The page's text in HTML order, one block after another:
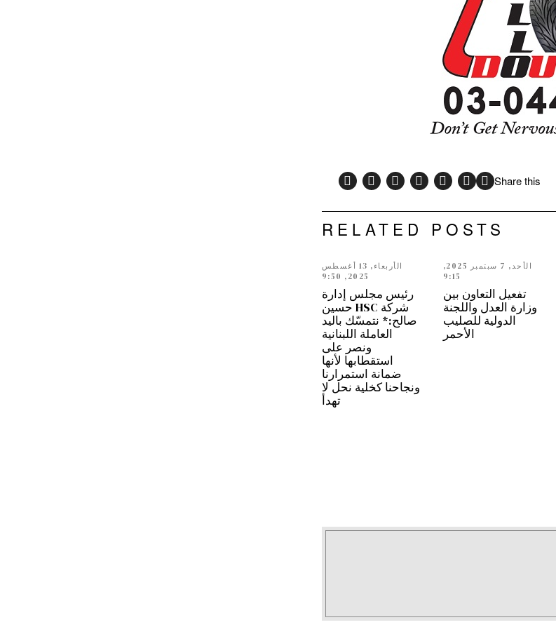
Share this
RELATED POSTS
الأحد, 7 سبتمبر 2025,
9:15
تفعيل التعاون بين
وزارة العدل واللجنة
الدولية للصليب
الأحمر
الأربعاء, 13 أغسطس
2025, 9:50
رئيس مجلس إدارة
شركة HSC حسين
صالح:* نتمسّك باليد
العاملة اللبنانية
ونصر على
استقطابها لأنها
ضمانة استمرارنا
ونجاحنا كخلية نحل لا
تهدأ